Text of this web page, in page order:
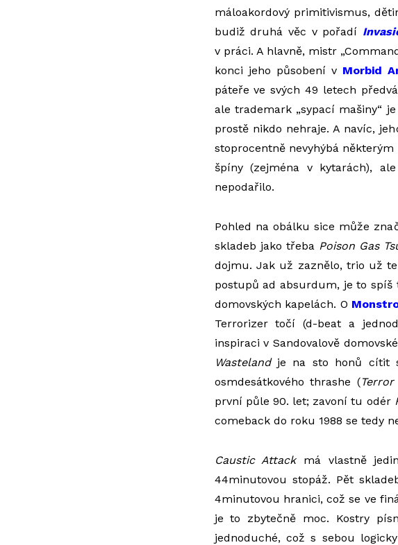
máloakordový primitivismus,
budiž druhá věc v pořadí
v práci. A hlavně, mistr
konci jeho působení v Morbid
páteře ve svých 49 letech
ale trademark „sypací mašiny“
prostě nikdo nehraje. A navíc,
stoprocentně nevyhýbá
špíny (zejména v kytarách),
nepodařilo.
Pohled na obálku sice může
skladeb jako třeba Poison Gas
dojmu. Jak už zaznělo, trio už
postupů ad absurdum, je to spíš
domovských kapelách. O
Terrorizer točí (d-beat a
inspiraci v Sandovalově
Wastelandje na sto honů cítit
osmdesátkového thrashe (Terror
první půle 90. let; zavoní tu odér
comeback do roku 1988 se tedy
Caustic Attackmá vlastně
44minutovou stopáž. Pět
4minutovou hranici, což se ve
je to zbytečně moc. Kostry
jednoduché, což s sebou